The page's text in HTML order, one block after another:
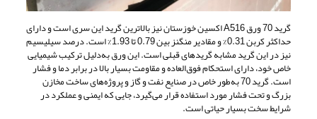
گرید 70 ورق A516 اکسین خوزستان نیز بالاترین گرید این سری است و دارای
حداکثر کربن 0.31% و مقادیر منگنز بین 0.79 تا 1.93% است. درصد سیلیسیم
نیز در این گرید مشابه گریدهای قبلی است. این ورق به‌دلیل ترکیب شیمیایی
خاص خود، دارای استحکام فوق‌العاده و مقاومت بسیار بالا در برابر دما و فشار
است. گرید 70 به‌طور خاص در صنایع نفت و گاز و پروژه‌های ساخت مخازن
بزرگ و تحت فشار مورد استفاده قرار می‌گیرد، جایی که ایمنی و عملکرد در
شرایط سخت بسیار حیاتی است.